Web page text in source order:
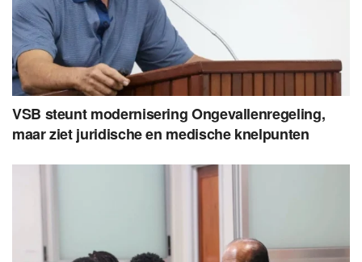
VSB steunt modernisering Ongevallenregeling,
maar ziet juridische en medische knelpunten